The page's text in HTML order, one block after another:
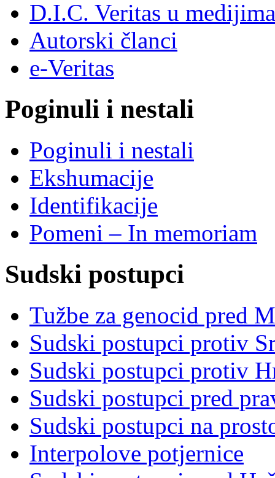
D.I.C. Veritas u medijima
Autorski članci
e-Veritas
Poginuli i nestali
Poginuli i nestali
Ekshumacije
Identifikacije
Pomeni – In memoriam
Sudski postupci
Tužbe za genocid pred
Sudski postupci protiv
Sudski postupci protiv
Sudski postupci pred
Sudski postupci na
Interpolove potjernice